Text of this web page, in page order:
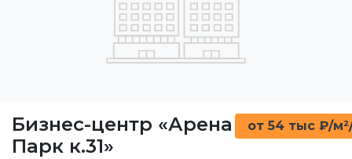
Бизнес-центр «Арена
Парк к.31»
от 54 тыс ₽/